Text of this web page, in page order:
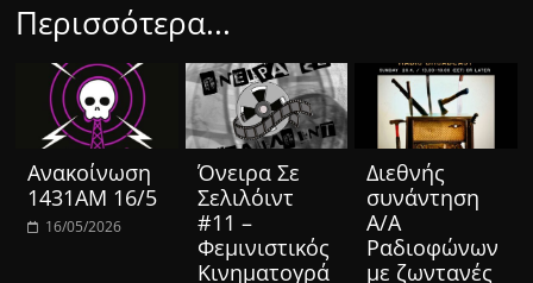
Περισσότερα...
Ανακοίνωση
1431ΑΜ 16/5
16/05/2026
Όνειρα Σε
Σελιλόιντ
#11 –
Φεμινιστικός
Κινηματογρά
Διεθνής
συνάντηση
Α/Α
Ραδιοφώνων
με ζωντανές